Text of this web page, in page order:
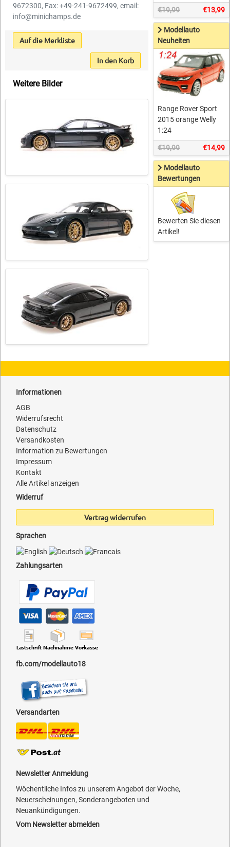
9672300, Fax: +49-241-9672499, email:
info@minichamps.de
Auf die Merkliste
In den Korb
Weitere Bilder
€19,99 €13,99
Modellauto
Neuheiten
Range Rover Sport
2015 orange Welly
1:24
€19,99 €14,99
Modellauto
Bewertungen
Bewerten Sie diesen
Artikel!
Informationen
AGB
Widerrufsrecht
Datenschutz
Versandkosten
Information zu Bewertungen
Impressum
Kontakt
Alle Artikel anzeigen
Widerruf
Vertrag widerrufen
Sprachen
Zahlungsarten
fb.com/modellauto18
Versandarten
Newsletter Anmeldung
Wöchentliche Infos zu unserem Angebot der Woche,
Neuerscheinungen, Sonderangeboten und
Neuankündigungen.
Vom Newsletter abmelden